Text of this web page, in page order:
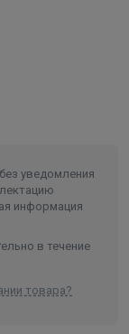
уведомления
информация
в течение
товара?